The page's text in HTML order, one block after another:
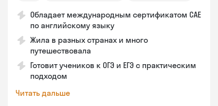
Обладает международным сертификатом CAE
по английскому языку
Жила в разных странах и много
путешествовала
Готовит учеников к ОГЭ и ЕГЭ с практическим
подходом
Читать дальше